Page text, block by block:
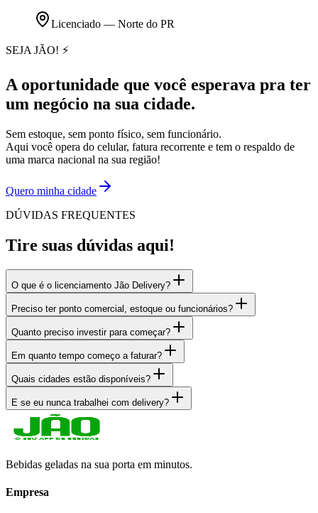
Licenciado — Norte do PR
SEJA JÃO! ⚡
A oportunidade que você esperava pra ter
um negócio na sua cidade.
Sem estoque, sem ponto físico, sem funcionário.
Aqui você opera do celular, fatura recorrente e tem o respaldo de
uma marca nacional na sua região!
Quero minha cidade
DÚVIDAS FREQUENTES
Tire suas dúvidas aqui!
O que é o licenciamento Jão Delivery?
Preciso ter ponto comercial, estoque ou funcionários?
Quanto preciso investir para começar?
Em quanto tempo começo a faturar?
Quais cidades estão disponíveis?
E se eu nunca trabalhei com delivery?
Bebidas geladas na sua porta em minutos.
Empresa